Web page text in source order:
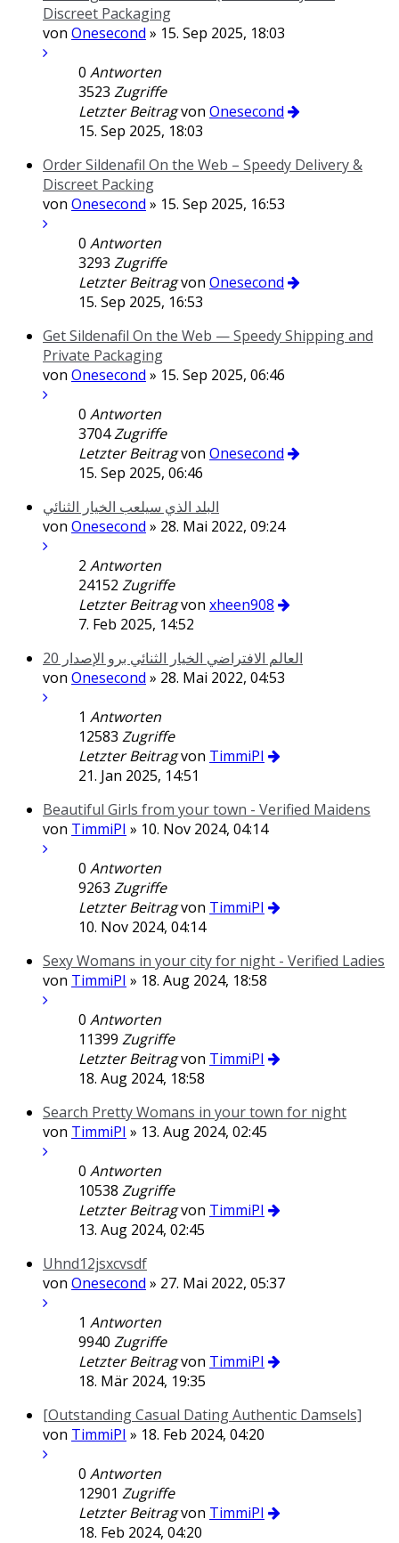
Discreet Packaging
von Onesecond » 15. Sep 2025, 18:03
0 Antworten
3523 Zugriffe
Letzter Beitragvon Onesecond
15. Sep 2025, 18:03
Order Sildenafil On the Web – Speedy Delivery &
Discreet Packing
von Onesecond » 15. Sep 2025, 16:53
0 Antworten
3293 Zugriffe
Letzter Beitragvon Onesecond
15. Sep 2025, 16:53
Get Sildenafil On the Web — Speedy Shipping and
Private Packaging
von Onesecond » 15. Sep 2025, 06:46
0 Antworten
3704Zugriffe
Letzter Beitragvon Onesecond
15. Sep 2025, 06:46
البلد الذي سيلعب الخيار الثنائي
von Onesecond » 28. Mai 2022, 09:24
2 Antworten
24152 Zugriffe
Letzter Beitragvon xheen908
7. Feb 2025, 14:52
العالم الافتراضي الخيار الثنائي برو الإصدار 20
von Onesecond » 28. Mai 2022, 04:53
1 Antworten
12583 Zugriffe
Letzter Beitragvon TimmiPI
21. Jan 2025, 14:51
Beautiful Girls from your town - Verified Maidens
von TimmiPI » 10. Nov 2024, 04:14
0 Antworten
9263 Zugriffe
Letzter Beitragvon TimmiPI
10. Nov 2024, 04:14
Sexy Womans in your city for night - Verified Ladies
von TimmiPI » 18. Aug 2024, 18:58
0 Antworten
11399 Zugriffe
Letzter Beitragvon TimmiPI
18. Aug 2024, 18:58
Search Pretty Womans in your town for night
von TimmiPI » 13. Aug 2024, 02:45
0 Antworten
10538 Zugriffe
Letzter Beitragvon TimmiPI
13. Aug 2024, 02:45
Uhnd12jsxcvsdf
von Onesecond » 27. Mai 2022, 05:37
1 Antworten
9940 Zugriffe
Letzter Beitragvon TimmiPI
18. Mär 2024, 19:35
[Outstanding Сasual Dating Authentic Damsels]
von TimmiPI » 18. Feb 2024, 04:20
0 Antworten
12901 Zugriffe
Letzter Beitragvon TimmiPI
18. Feb 2024, 04:20